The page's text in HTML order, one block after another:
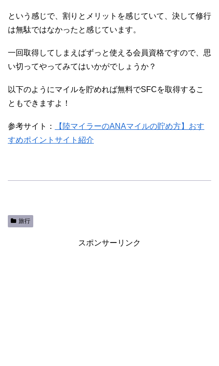
という感じで、割りとメリットを感じていて、決して修行
は無駄ではなかったと感じています。
一回取得してしまえばずっと使える会員資格ですので、思
い切ってやってみてはいかがでしょうか？
以下のようにマイルを貯めれば無料でSFCを取得するこ
ともできますよ！
参考サイト：
【陸マイラーのANAマイルの貯め方】おす
すめポイントサイト紹介
旅行
スポンサーリンク